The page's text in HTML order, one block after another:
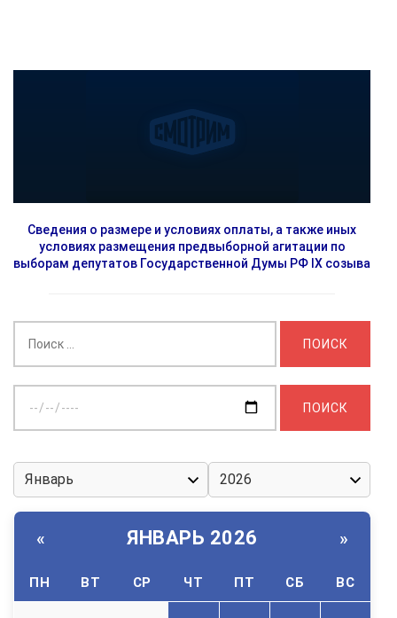
Сведения о размере и условиях оплаты, а также иных
условиях размещения предвыборной агитации по
выборам депутатов Государственной Думы РФ IX созыва
дату:
« ЯНВАРЬ 2026 »
ПН ВТ СР ЧТ ПТ СБ ВС